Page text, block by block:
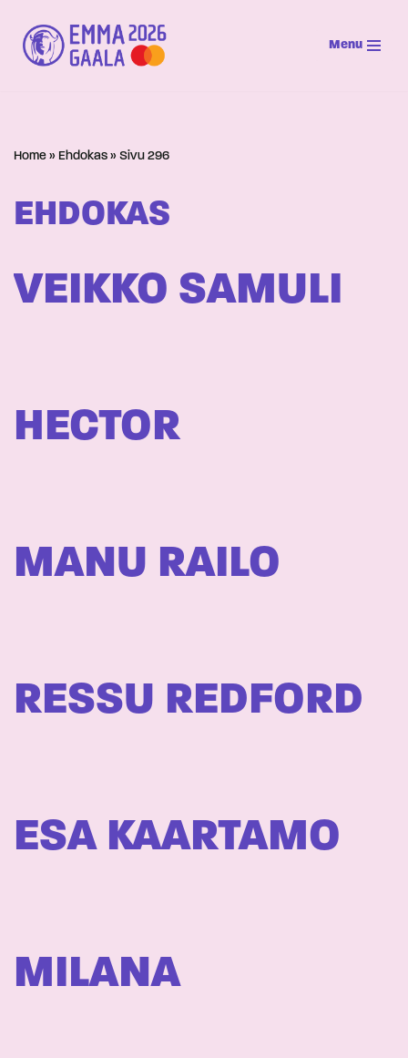
Siirry
suoraan
Menu
Home » Ehdokas » Sivu 296
EHDOKAS
VEIKKO SAMULI
HECTOR
MANU RAILO
RESSU REDFORD
ESA KAARTAMO
MILANA